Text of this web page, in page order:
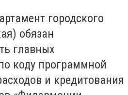
городского
обязан
главных
коду программной
и кредитования